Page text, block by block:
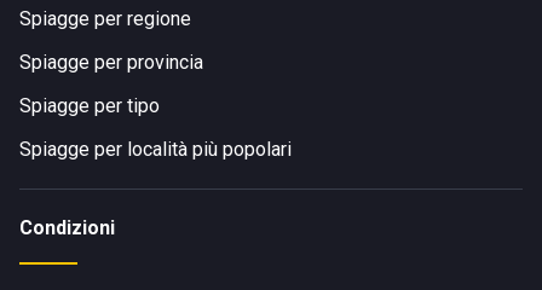
Spiagge per regione
Spiagge per provincia
Spiagge per tipo
Spiagge per località più popolari
Condizioni